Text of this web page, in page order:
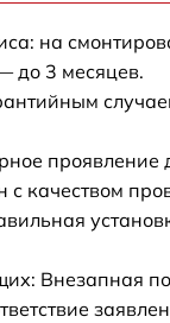
на
до 3 месяцев.
проявление
с качеством
Внезапная